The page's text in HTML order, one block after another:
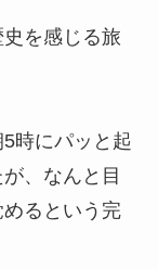
を感じる旅
時にパッと起
、なんと目
るという完